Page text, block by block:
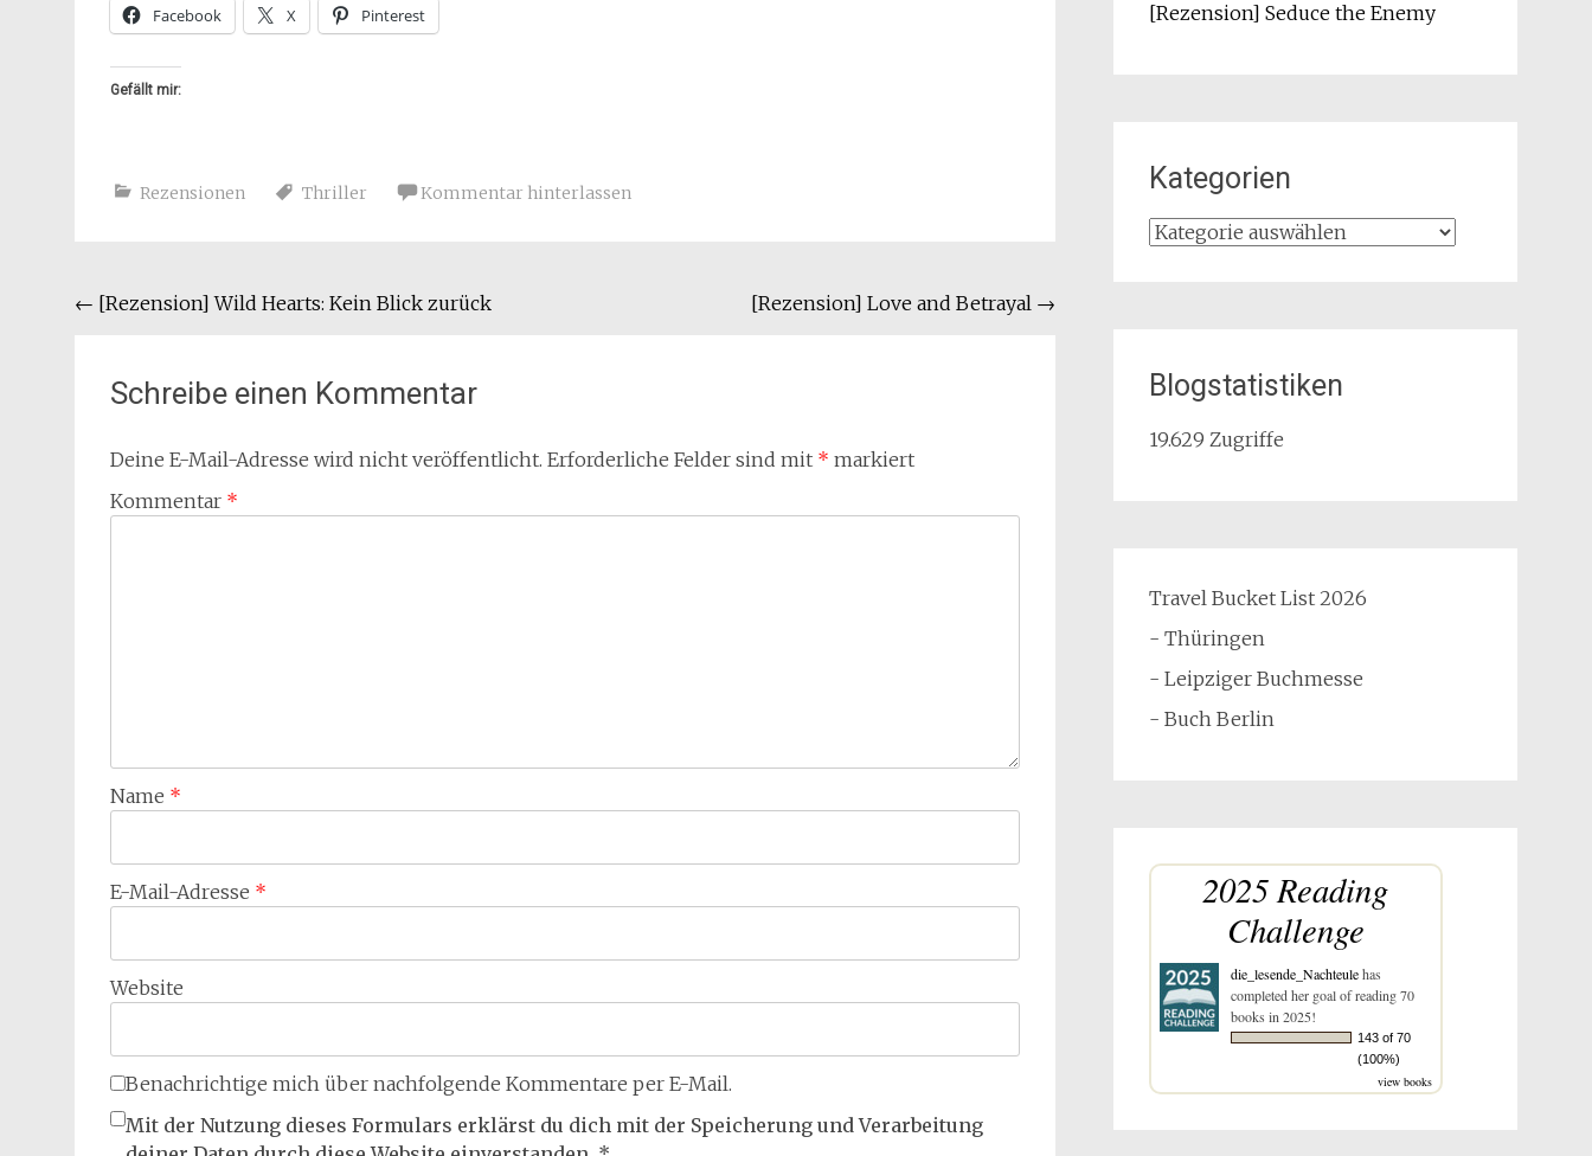
Facebook X Pinterest
Gefällt mir:
Rezensionen Thriller Kommentar hinterlassen
Beitragsnavigation
← [Rezension] Wild Hearts: Kein Blick zurück [Rezension] Love and Betrayal →
Schreibe einen Kommentar
Deine E-Mail-Adresse wird nicht veröffentlicht. Erforderliche Felder sind mit * markiert
Kommentar *
Name *
E-Mail-Adresse *
Website
Benachrichtige mich über nachfolgende Kommentare per E-Mail.
Mit der Nutzung dieses Formulars erklärst du dich mit der Speicherung und Verarbeitung
[Rezension] Seduce the Enemy
Kategorien
Kategorien
Blogstatistiken
19.629 Zugriffe
Travel Bucket List 2026
- Thüringen
- Leipziger Buchmesse
- Buch Berlin
2025 Reading
Challenge
die_lesende_Nachteulehas
completed her goal of reading 70
books in 2025!
143 of 70
(100%)
view books